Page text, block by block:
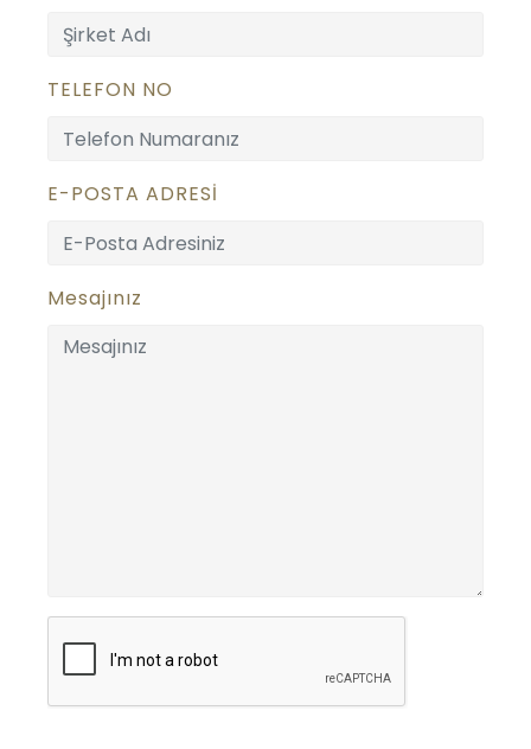
TELEFON NO
E-POSTA ADRESİ
Mesajınız